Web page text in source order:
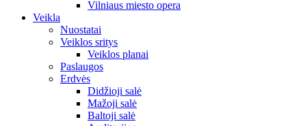
Vilniaus miesto opera
Veikla
Nuostatai
Veiklos sritys
Veiklos planai
Paslaugos
Erdvės
Didžioji salė
Mažoji salė
Baltoji salė